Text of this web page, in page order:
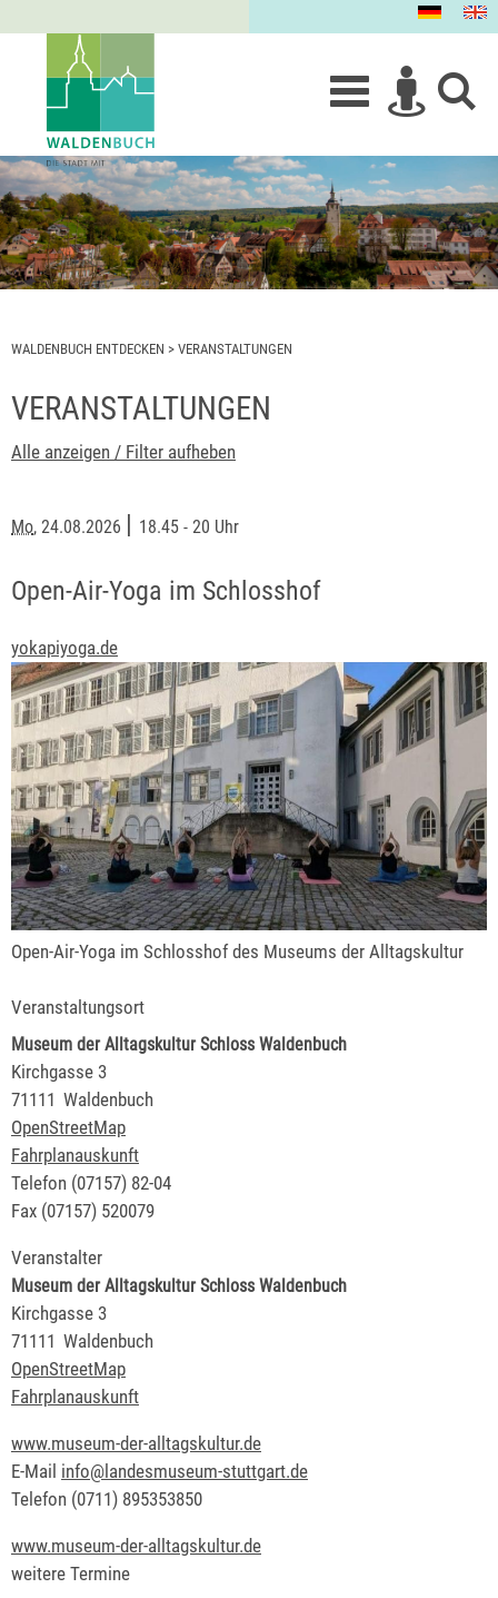
WALDENBUCH ENTDECKEN > VERANSTALTUNGEN
VERANSTALTUNGEN
Alle anzeigen / Filter aufheben
Mo, 24.08.2026 | 18.45 - 20 Uhr
Open-Air-Yoga im Schlosshof
yokapiyoga.de
Open-Air-Yoga im Schlosshof des Museums der Alltagskultur
Veranstaltungsort
Museum der Alltagskultur Schloss Waldenbuch
Kirchgasse 3
71111 Waldenbuch
OpenStreetMap
Fahrplanauskunft
Telefon (07157) 82-04
Fax (07157) 520079
Veranstalter
Museum der Alltagskultur Schloss Waldenbuch
Kirchgasse 3
71111 Waldenbuch
OpenStreetMap
Fahrplanauskunft
www.museum-der-alltagskultur.de
E-Mail info@landesmuseum-stuttgart.de
Telefon (0711) 895353850
www.museum-der-alltagskultur.de
weitere Termine